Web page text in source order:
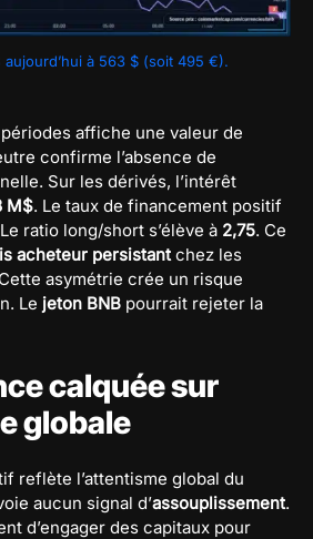
à 563 $ (soit 495 €).
périodes affiche une valeur de
confirme l’absence de
Sur les dérivés, l’intérêt
M$. Le taux de financement positif
ratio long/short s’élève à 2,75. Ce
acheteur persistantchez les
asymétrie crée un risque
Le jeton BNB pourrait rejeter la
calquée sur
globale
reflète l’attentisme global du
aucun signal d’assouplissement.
d’engager des capitaux pour